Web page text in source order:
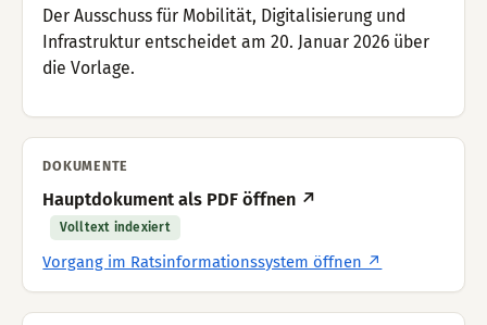
Der Ausschuss für Mobilität, Digitalisierung und
Infrastruktur entscheidet am 20. Januar 2026 über
die Vorlage.
DOKUMENTE
Hauptdokument als PDF öffnen ↗
Volltext indexiert
Vorgang im Ratsinformationssystem öffnen ↗